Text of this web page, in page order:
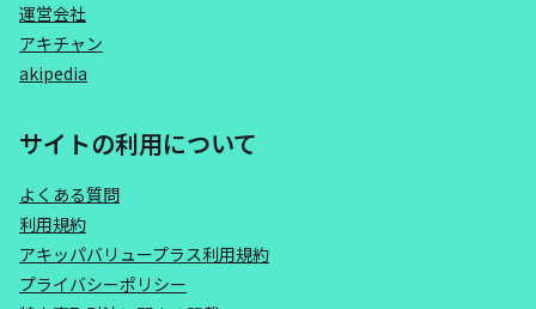
運営会社
アキチャン
akipedia
サイトの利用について
よくある質問
利用規約
アキッパバリュープラス利用規約
プライバシーポリシー